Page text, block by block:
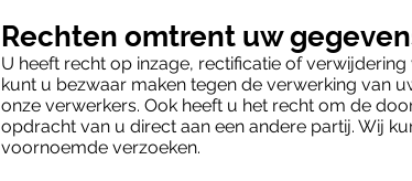
Rechten omtrent uw
U heeft recht op inzage, rectificatie of
kunt u bezwaar maken tegen de verwerking van
onze verwerkers. Ook heeft u het recht om de
opdracht van u direct aan een andere partij. Wij
voornoemde verzoeken.